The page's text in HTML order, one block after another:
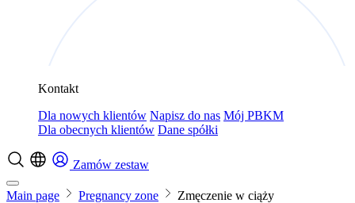
Kontakt
Dla nowych klientów Napisz do nas Mój PBKM
Dla obecnych klientów Dane spółki
Zamów zestaw
Main page Pregnancy zone Zmęczenie w ciąży